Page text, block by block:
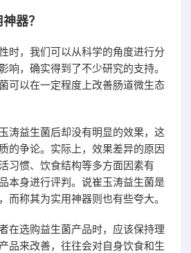
器？
时，我们可以从科学的角度进行分
响，确实得到了不少研究的支持。
可以在一定程度上改善肠道微生态
涛益生菌后却没有明显的效果，这
的争论。实际上，效果差异的原因
习惯、饮食结构等多方面因素有
本身进行评判。说崔玉涛益生菌是
而称其为实用神器则也有些夸大。
在选购益生菌产品时，应该保持理
品来改善，往往会对自身饮食和生